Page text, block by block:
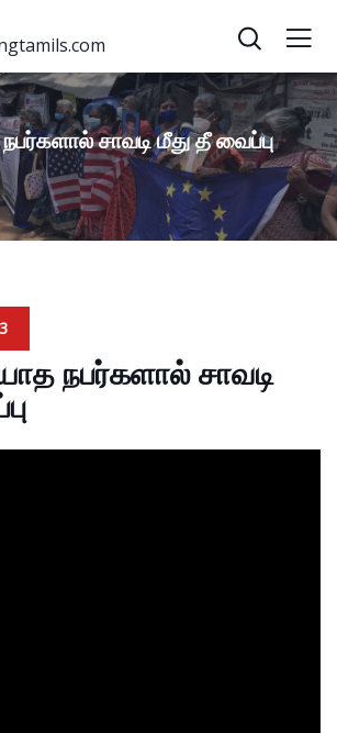
சாவடி மீது தீ வைப்பு
நபர்களால் சாவடி